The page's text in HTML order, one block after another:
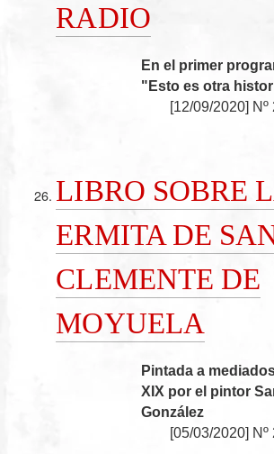
RADIO
En el primer
"Esto es otra
[12/09/2020] Nº
LIBRO SOBRE
ERMITA DE
CLEMENTE DE
MOYUELA
Pintada a
XIX por el pintor
González
[05/03/2020] Nº